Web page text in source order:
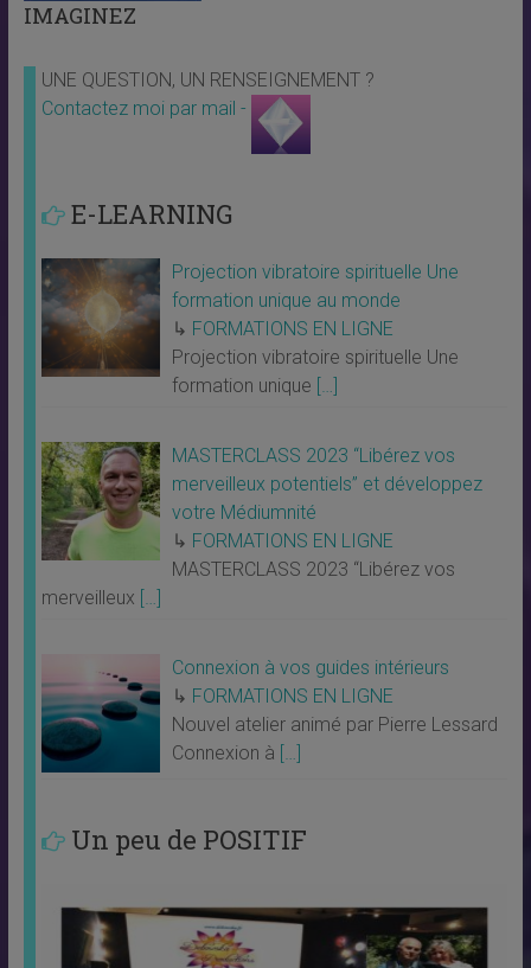
IMAGINEZ
UNE QUESTION, UN RENSEIGNEMENT ?
Contactez moi par mail -
E-LEARNING
Projection vibratoire spirituelle Une
formation unique au monde
↳ FORMATIONS EN LIGNE
Projection vibratoire spirituelle Une
formation unique […]
MASTERCLASS 2023 “Libérez vos
merveilleux potentiels” et développez
votre Médiumnité
↳ FORMATIONS EN LIGNE
MASTERCLASS 2023 “Libérez vos
merveilleux […]
Connexion à vos guides intérieurs
↳ FORMATIONS EN LIGNE
Nouvel atelier animé par Pierre Lessard
Connexion à […]
Un peu de POSITIF